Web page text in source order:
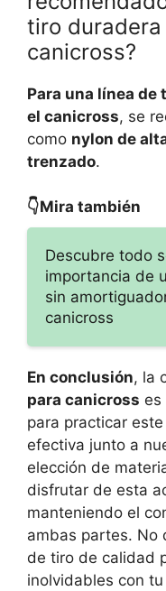
tiro
canicross?
Para una línea
el canicross, se
como nylon de
trenzado.
👇Mira también
Descubre todo
importancia de
sin
canicross
En conclusión, la
para canicross es
para practicar
efectiva junto a
elección de
disfrutar de esta
manteniendo el
ambas partes. No
de tiro de calidad
inolvidables con